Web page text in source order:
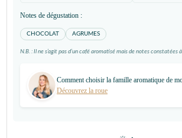
Notes de dégustation :
CHOCOLAT AGRUMES
N.B. : Il ne s’agit pas d’un café aromatisé mais de notes constatées
Comment choisir la famille aromatique de
Découvrez la roue